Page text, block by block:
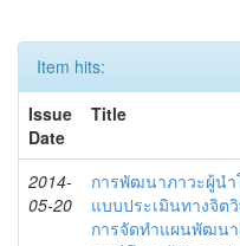
Item hits:
Issue
Date
Title
2014-
05-20
การพัฒนาภาวะผู้นำ
แบบประเมินทางจิต
การจัดทำแผนพัฒนา